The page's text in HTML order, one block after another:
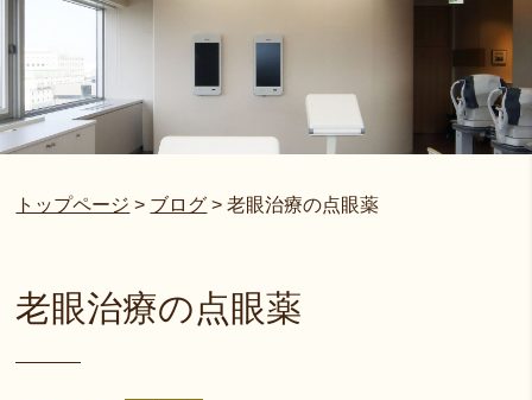
トップページ > ブログ >老眼治療の点眼薬
老眼治療の点眼薬